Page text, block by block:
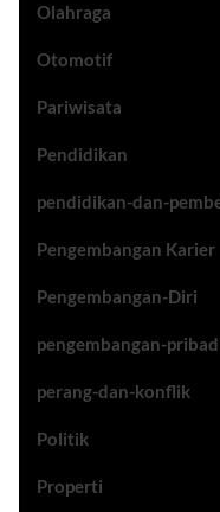
Olahraga
Otomotif
Pariwisata
Pendidikan
pendidikan-dan-
Pengembangan Karier
Pengembangan-Diri
pengembangan-
perang-dan-konflik
Politik
Properti